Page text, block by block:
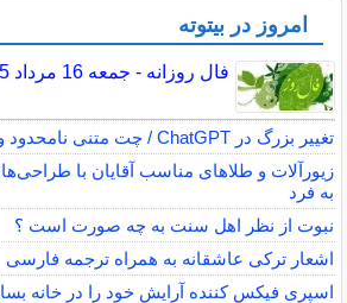
امروز در بیتوته
فال روزانه - جمعه 16 مرداد 1405
تغییر بزرگ در ChatGPT / چت متنی نامحدود و رایگان
زیورآلات و طلاهای مناسب آقایان با
به فرد
نبوت از نظر اهل سنت به چه صورت است ؟
اشعار ترکی عاشقانه به همراه ترجمه فارسی
اسپری فیکس کننده آرایش خود را در خانه